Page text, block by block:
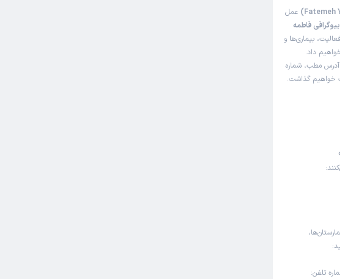
عمل
بیوگرافی فاطمه
بیماری‌ها و
داد.
آدرس مطب، شماره
خواهیم گذاشت.
تلفن: